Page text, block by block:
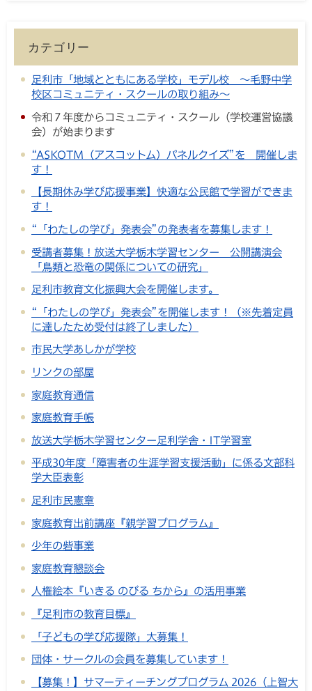
カテゴリー
足利市「地域とともにある学校」モデル校 ～毛野中学
校区コミュニティ・スクールの取り組み～
令和７年度からコミュニティ・スクール（学校運営協議
会）が始まります
“ASKOTM（アスコットム）パネルクイズ”を 開催しま
す！
【長期休み学び応援事業】快適な公民館で学習ができま
す！
“「わたしの学び」発表会”の発表者を募集します！
受講者募集！放送大学栃木学習センター 公開講演会
「鳥類と恐竜の関係についての研究」
足利市教育文化振興大会を開催します。
“「わたしの学び」発表会”を開催します！（※先着定員
に達したため受付は終了しました）
市民大学あしかが学校
リンクの部屋
家庭教育通信
家庭教育手帳
放送大学栃木学習センター足利学舎・IT学習室
平成30年度「障害者の生涯学習支援活動」に係る文部科
学大臣表彰
足利市民憲章
家庭教育出前講座『親学習プログラム』
少年の砦事業
家庭教育懇談会
人権絵本『いきる のびる ちから』の活用事業
『足利市の教育目標』
「子どもの学び応援隊」大募集！
団体・サークルの会員を募集しています！
【募集！】サマーティーチングプログラム 2026（上智大